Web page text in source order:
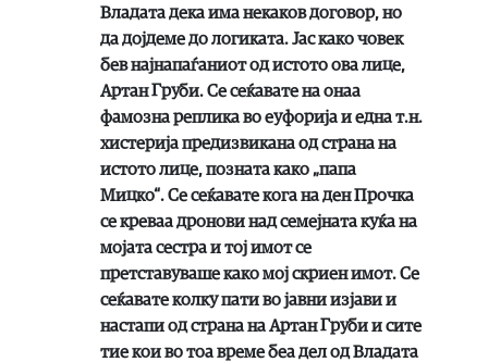
Владата дека има некаков договор, но
да дојдеме до логиката. Јас како човек
бев најнапаѓаниот од истото ова лице,
Артан Груби. Се сеќавате на онаа
фамозна реплика во еуфорија и една т.н.
хистерија предизвикана од страна на
истото лице, позната како „папа
Мицко“. Се сеќавате кога на ден Прочка
се креваа дронови над семејната куќа на
мојата сестра и тој имот се
претставуваше како мој скриен имот. Се
сеќавате колку пати во јавни изјави и
настапи од страна на Артан Груби и сите
тие кои во тоа време беа дел од Владата